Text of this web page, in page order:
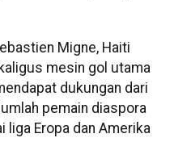
Migne, Haiti
mesin gol utama
dukungan dari
pemain diaspora
liga Eropa dan Amerika